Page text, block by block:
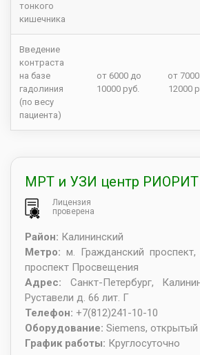
тонкого
кишечника
Введение
контраста
на базе
гадолиния
(по весу
пациента)
от 6000 до
10000 руб.
от
12000
МРТ и УЗИ центр РИОРИТ
Лицензия
проверена
Район: Калининский
Метро: м. Гражданский
проспект Просвещения
Адрес: Санкт-Петербург,
Руставели д. 66 лит. Г
Телефон: +7(812)241-10-10
Оборудование: Siemens, открытый
График работы: Круглосуточно